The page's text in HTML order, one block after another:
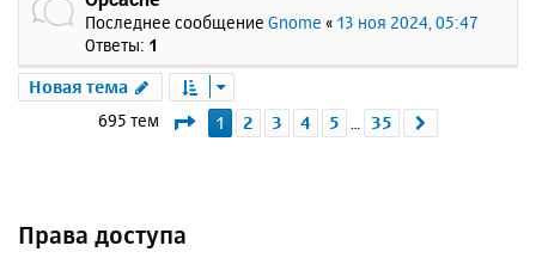
Последнее сообщение Gnome « 13 ноя 2024, 05:47
Ответы: 1
Новая тема
695 тем Страница1 из 35
1 2 3 4 5 35
Права доступа